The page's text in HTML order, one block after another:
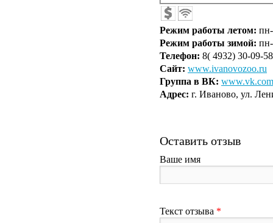
Режим работы летом:
Режим работы зимой:
Телефон: 8( 4932) 30-09-58
Сайт: www.ivanovozoo.ru
Группа в ВК:
Адрес: г. Иваново, ул.
Оставить отзыв
Ваше имя
Текст отзыва *